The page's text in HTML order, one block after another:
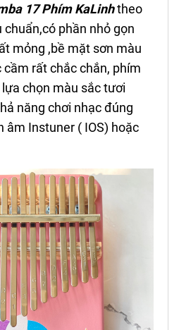
17 Phím KaLinhtheo
phần nhỏ gọn
mỏng ,bề mặt sơn màu
rất chắc chắn, phím
chọn màu sắc tươi
năng chơi nhạc đúng
âm Instuner ( IOS) hoặc